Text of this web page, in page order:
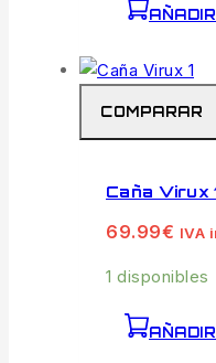
COMPARAR
Caña Virux
69.99€ IVA
1 disponibles